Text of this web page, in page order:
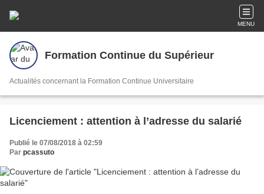
MENU
Formation Continue du Supérieur
Actualités concernant la Formation Continue Universitaire
Licenciement : attention à l’adresse du salarié
Publié le 07/08/2018 à 02:59
Par pcassuto